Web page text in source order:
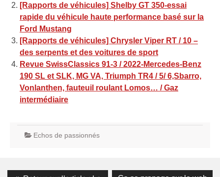
[Rapports de véhicules] Shelby GT 350-essai
rapide du véhicule haute performance basé sur la
Ford Mustang
[Rapports de véhicules] Chrysler Viper RT / 10 –
des serpents et des voitures de sport
Revue SwissClassics 91-3 / 2022-Mercedes-Benz
190 SL et SLK, MG VA, Triumph TR4 / 5/ 6,Sbarro,
Vonlanthen, fauteuil roulant Lomos… / Gaz
intermédiaire
Echos de passionnés